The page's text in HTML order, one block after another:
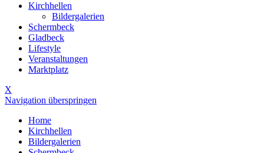
Kirchhellen
Bildergalerien
Schermbeck
Gladbeck
Lifestyle
Veranstaltungen
Marktplatz
X
Navigation überspringen
Home
Kirchhellen
Bildergalerien